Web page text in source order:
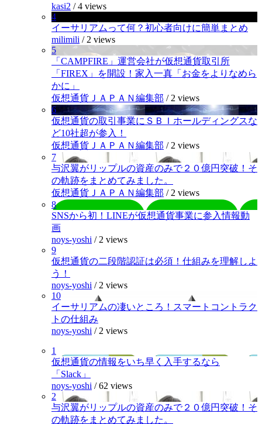
kasi2 /4 views
4
イーサリアムって何？初心者向けに簡単まとめ
milimili / 2 views
5
「CAMPFIRE」運営会社が仮想通貨取引所
「FIREX」を開設！家入一真「お金をよりなめら
かに」
仮想通貨ＪＡＰＡＮ編集部 / 2 views
6
仮想通貨の取引事業にＳＢＩホールディングスな
ど10社超が参入！
仮想通貨ＪＡＰＡＮ編集部 / 2 views
7
与沢翼がリップルの資産のみで２０億円突破！そ
の軌跡をまとめてみました。
仮想通貨ＪＡＰＡＮ編集部 / 2 views
8
SNSから初！LINEが仮想通貨事業に参入情報動
画
noys-yoshi / 2 views
9
仮想通貨の二段階認証は必須！仕組みを理解しよ
う！
noys-yoshi / 2 views
10
イーサリアムの凄いところ！スマートコントラク
トの仕組み
noys-yoshi / 2 views
1
仮想通貨の情報をいち早く入手するなら
「Slack」
noys-yoshi /62 views
2
与沢翼がリップルの資産のみで２０億円突破！そ
の軌跡をまとめてみました。